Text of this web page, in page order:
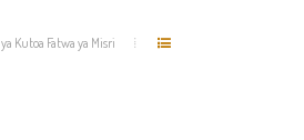
Kutoa Fatwa ya Misri